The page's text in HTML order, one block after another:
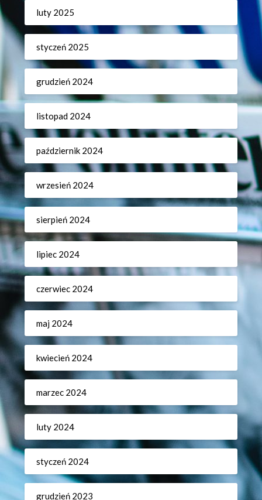
luty 2025
styczeń 2025
grudzień 2024
listopad 2024
październik 2024
wrzesień 2024
sierpień 2024
lipiec 2024
czerwiec 2024
maj 2024
kwiecień 2024
marzec 2024
luty 2024
styczeń 2024
grudzień 2023